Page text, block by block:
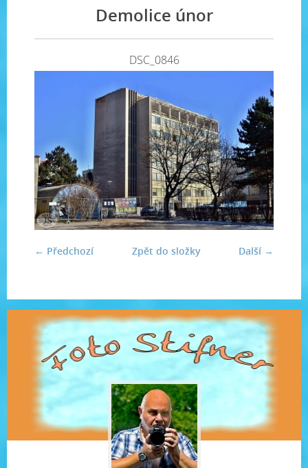
Demolice únor
DSC_0846
← Předchozí Další →
Zpět do složky